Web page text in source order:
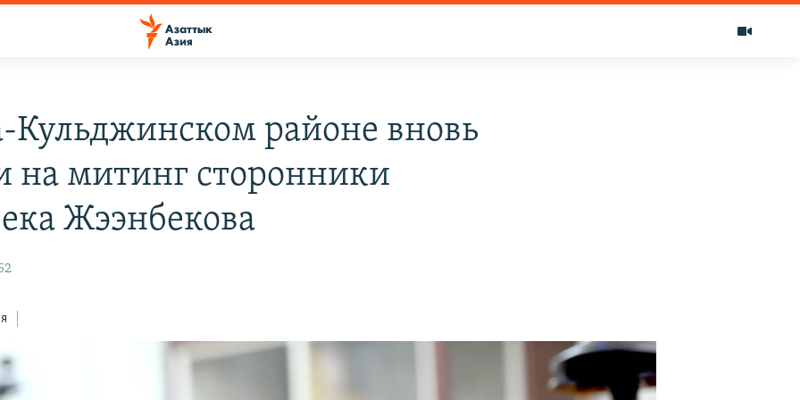
Кульджинском районе вновь
на митинг сторонники
Жээнбекова